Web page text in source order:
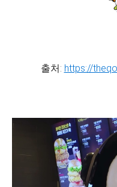
출처: https://